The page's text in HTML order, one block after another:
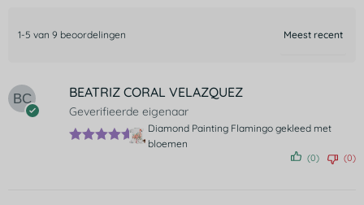
1-5 van 9 beoordelingen
BEATRIZ CORAL VELAZQUEZ
Geverifieerde eigenaar
Diamond Painting Flamingo gekleed met
bloemen
(0) (0)